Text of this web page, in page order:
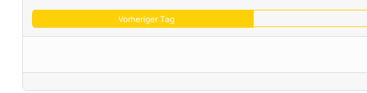
Vorheriger Tag